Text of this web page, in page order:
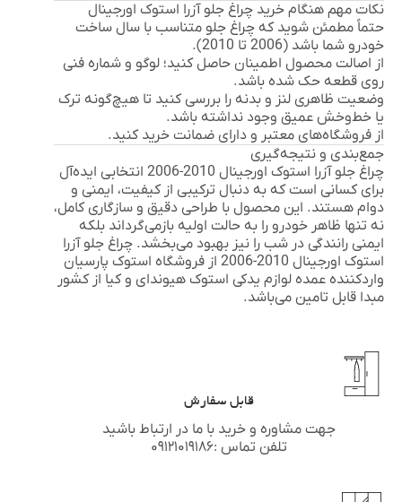
نکات مهم هنگام خرید چراغ جلو آزرا استوک اورجینال
حتماً مطمئن شوید که چراغ جلو متناسب با سال ساخت
خودرو شما باشد (2006 تا 2010).
از اصالت محصول اطمینان حاصل کنید؛ لوگو و شماره فنی
روی قطعه حک شده باشد.
وضعیت ظاهری لنز و بدنه را بررسی کنید تا هیچ‌گونه ترک
یا خط‌وخش عمیق وجود نداشته باشد.
از فروشگاه‌های معتبر و دارای ضمانت خرید کنید.
جمع‌بندی و نتیجه‌گیری
چراغ جلو آزرا استوک اورجینال 2010-2006 انتخابی ایده‌آل
برای کسانی است که به دنبال ترکیبی از کیفیت، ایمنی و
دوام هستند. این محصول با طراحی دقیق و سازگاری کامل،
نه تنها ظاهر خودرو را به حالت اولیه بازمی‌گرداند بلکه
ایمنی رانندگی در شب را نیز بهبود می‌بخشد. چراغ جلو آزرا
استوک اورجینال 2010-2006 از فروشگاه
استوک پارسیان
واردکننده عمده لوازم یدکی استوک هیوندای وکیا از کشور
مبدا قابل تامین می‌باشد.
قابل سفارش
جهت مشاوره و خرید با ما در ارتباط باشید
تلفن تماس :۰۹۱۲۱۰۱۹۱۸۶